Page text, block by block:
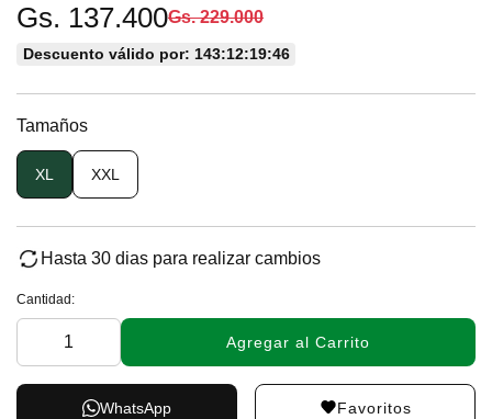
Gs. 137.400Gs. 229.000
Descuento válido por: 143:12:19:46
Tamaños
XL XXL
Hasta 30 dias para realizar cambios
Cantidad:
Agregar al Carrito
Favoritos
WhatsApp